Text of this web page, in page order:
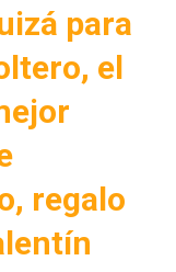
para
el
regalo